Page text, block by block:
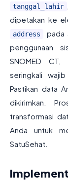
tanggal_lahir
dipetakan ke
address pada
penggunaan
SNOMED CT,
seringkali
Pastikan data
dikirimkan.
transformasi
Anda untuk
SatuSehat.